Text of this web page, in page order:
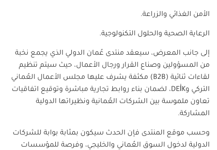
الأمن الغذائي والزراعة.
الرعاية الصحية والحلول التكنولوجية.
إلى جانب المعرض، سيعقد منتدى عُمان الدولي الذي يجمع نخبة
من المسؤولين وصناع القرار ورجال الأعمال، حيث سيتم تنظيم
لقاءات ثنائية (B2B)
مكثفة يشرف عليها مجلس الأعمال العُماني
التركي وDEİK، لضمان بناء روابط تجارية مباشرة وتوقيع اتفاقيات
تعاون ملموسة بين الشركات العُمانية ونظيراتها الدولية
المشاركة.
وحسب موقع المنتدى فإن الحدث سيكون بمثابة بوابة للشركات
الدولية لدخول السوق العُماني والخليجي، وفرصة للمؤسسات